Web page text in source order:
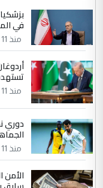
الموضوع :
مضجعيك يابن
في
منذ 11 ساعة
منذ 11 ساعة
دوري
منذ 11 ساعة